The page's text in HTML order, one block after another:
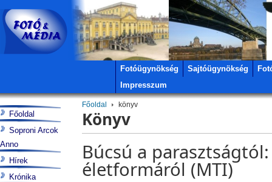
Fotóügynökség Sajtóügynökség
Impresszum
Főoldal könyv
Könyv
Búcsú a
életformáról (MTI)
Főoldal
Soproni Arcok
Anno
Hírek
Krónika